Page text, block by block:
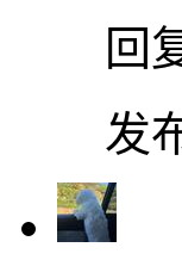
回
发